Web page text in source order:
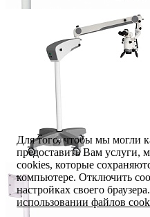
Для того, чтобы мы могли
предоставить Вам услуги,
cookies, которые
компьютере. Отключить
настройках своего
использовании файлов